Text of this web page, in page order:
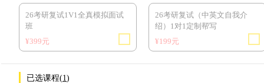
26考研复试1V1全真模拟面试
班
¥399元
26考研复试（中英文自我介
绍）1对1定制帮写
¥199元
已选课程(1)